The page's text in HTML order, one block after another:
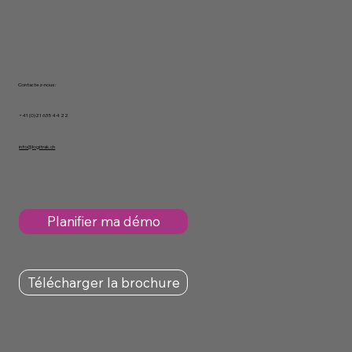
Contactez-nous :
+41 (0)21 635 44 22
info@logitrak.ch
Planifier ma démo
Télécharger la brochure